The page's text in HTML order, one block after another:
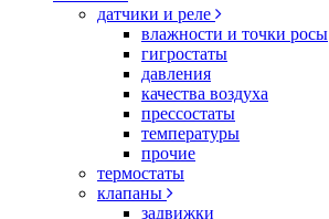
датчики и реле
влажности и точки росы
гигростаты
давления
качества воздуха
прессостаты
температуры
прочие
термостаты
клапаны
задвижки